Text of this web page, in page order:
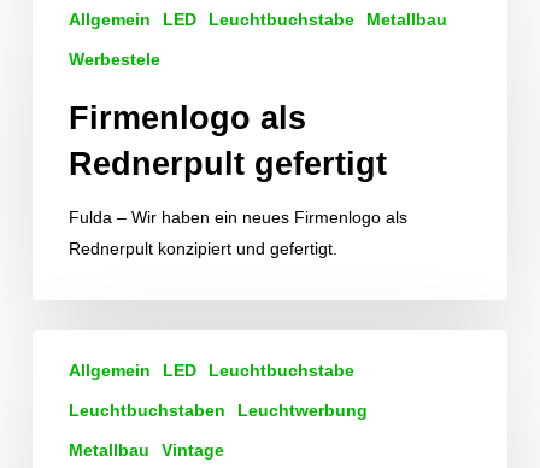
Rednerpult
Allgemein LED Leuchtbuchstabe Metallbau
Werbestele
Firmenlogo als
Rednerpult gefertigt
Fulda – Wir haben ein neues Firmenlogo als
Rednerpult konzipiert und gefertigt.
Broeckske
Allgemein LED Leuchtbuchstabe
Leuchtbuchstaben Leuchtwerbung
Metallbau Vintage